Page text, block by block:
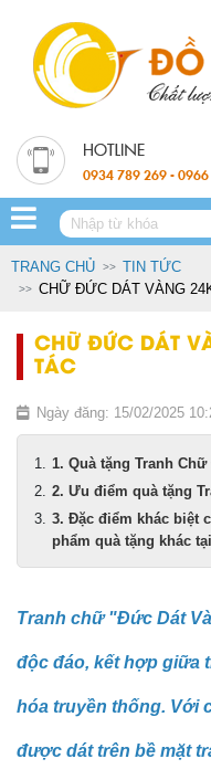
0934 789 269 -
TRANG CHỦ
TIN TỨC
CHỮ ĐỨC DÁT VÀNG
CHỮ ĐỨC DÁT
TÁC
Ngày đăng: 15/02/2025
1. Quà tặng Tranh
2. Ưu điểm quà tặng
3. Đặc điểm khác biệt
phẩm quà tặng khác
Tranh chữ "Đức Dát
độc đáo, kết hợp giữa
hóa truyền thống. Với
được dát trên bề mặt